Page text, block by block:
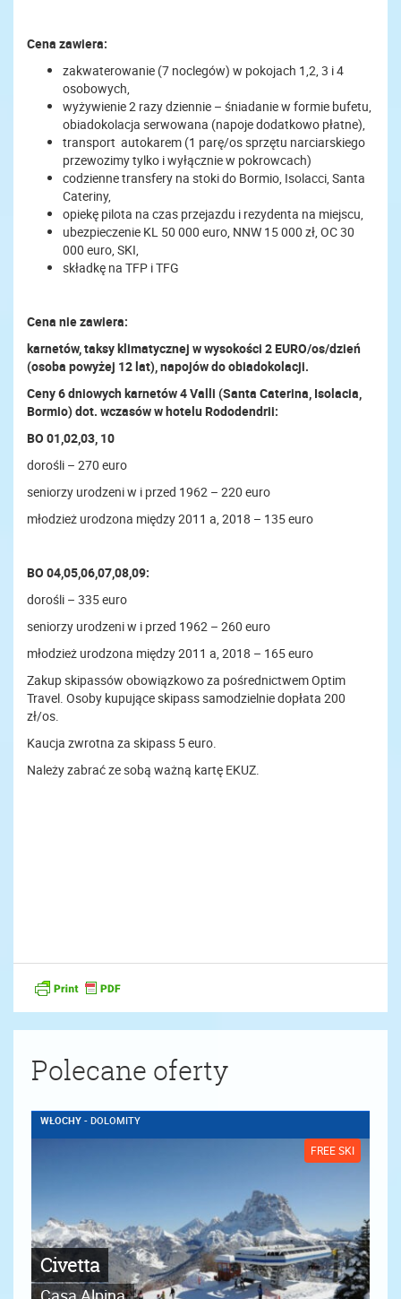
Cena zawiera:
zakwaterowanie (7 noclegów) w pokojach 1,2, 3 i 4
osobowych,
wyżywienie 2 razy dziennie – śniadanie w formie bufetu,
obiadokolacja serwowana (napoje dodatkowo płatne),
transport autokarem (1 parę/os sprzętu narciarskiego
przewozimy tylko i wyłącznie w pokrowcach)
codzienne transfery na stoki do Bormio, Isolacci, Santa
Cateriny,
opiekę pilota na czas przejazdu i rezydenta na miejscu,
ubezpieczenie KL 50 000 euro, NNW 15 000 zł, OC 30
000 euro, SKI,
składkę na TFP i TFG
Cena nie zawiera:
karnetów, taksy klimatycznej w wysokości 2 EURO/os/dzień
(osoba powyżej 12 lat), napojów do obiadokolacji.
Ceny 6 dniowych karnetów 4 Valli (Santa Caterina, Isolacia,
Bormio) dot. wczasów w hotelu Rododendrii:
BO 01,02,03, 10
dorośli – 270 euro
seniorzy urodzeni w i przed 1962 – 220 euro
młodzież urodzona między 2011 a, 2018 – 135 euro
BO 04,05,06,07,08,09:
dorośli – 335 euro
seniorzy urodzeni w i przed 1962 – 260 euro
młodzież urodzona między 2011 a, 2018 – 165 euro
Zakup skipassów obowiązkowo za pośrednictwem Optim
Travel. Osoby kupujące skipass samodzielnie dopłata 200
zł/os.
Kaucja zwrotna za skipass 5 euro.
Należy zabrać ze sobą ważną kartę EKUZ.
Polecane oferty
WŁOCHY - DOLOMITY
FREE SKI
Civetta